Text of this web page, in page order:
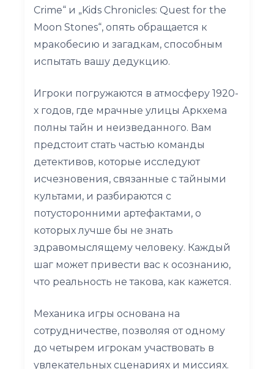
Crime“ и „Kids Chronicles: Quest for the
Moon Stones“, опять обращается к
мракобесию и загадкам, способным
испытать вашу дедукцию.
Игроки погружаются в атмосферу 1920-
х годов, где мрачные улицы Аркхема
полны тайн и неизведанного. Вам
предстоит стать частью команды
детективов, которые исследуют
исчезновения, связанные с тайными
культами, и разбираются с
потусторонними артефактами, о
которых лучше бы не знать
здравомыслящему человеку. Каждый
шаг может привести вас к осознанию,
что реальность не такова, как кажется.
Механика игры основана на
сотрудничестве, позволяя от одному
до четырем игрокам участвовать в
увлекательных сценариях и миссиях.